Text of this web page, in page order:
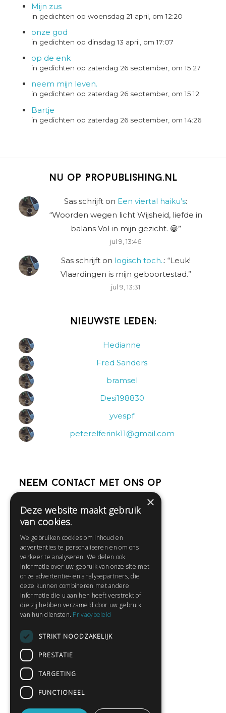
Mijn zus
in gedichten op woensdag 21 april, om 12:20
onze god
in gedichten op dinsdag 13 april, om 17:07
op de enk
in gedichten op zaterdag 26 september, om 15:27
neem mijn leven.
in gedichten op zaterdag 26 september, om 15:12
Bartje
in gedichten op zaterdag 26 september, om 14:26
Nu op Propublishing.nl
Sas schrijft on Een viertal haiku’s:
“Woorden wegen licht Wijsheid, liefde in
balans Vol in mijn gezicht. 😀”
jul 9, 13:46
Sas schrijfton logisch toch..: “Leuk!
Vlaardingen is mijn geboortestad.”
jul 9, 13:31
Nieuwste leden:
Hedianne
Fred Sanders
bramsel
Desi198830
yvespf
peterelferink11@gmail.com
Neem contact met ons op
Help
Contact
Huisregels
Snel naar:
Gratis aanmelden
Privacybeleid
Gedichten lezen
Schrijfwedstrijden
×
Deze website maakt gebruik
van cookies.
We gebruiken cookies om inhoud en
advertenties te personaliseren en om ons
verkeer te analyseren. We delen ook
informatie over uw gebruik van onze site met
onze advertentie- en analysepartners, die
deze kunnen combineren met andere
informatie die u aan hen heeft verstrekt of
die zij hebben verzameld door uw gebruik
van hun diensten. Privacybeleid
STRIKT NOODZAKELIJK
PRESTATIE
TARGETING
FUNCTIONEEL